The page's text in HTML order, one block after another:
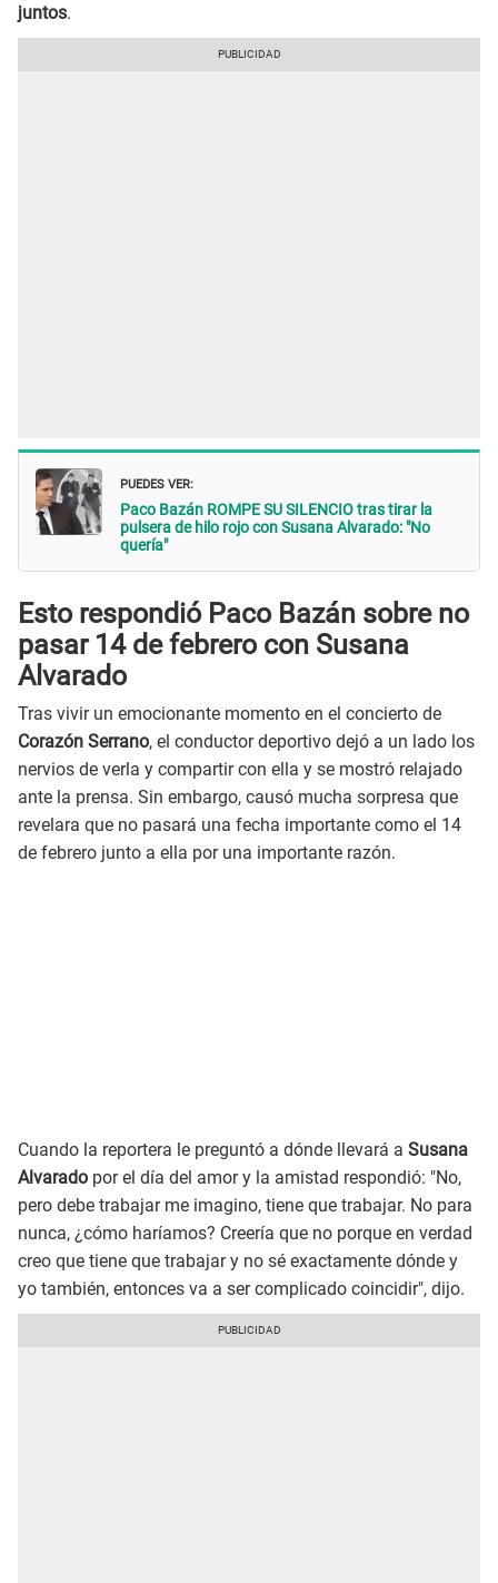
juntos.
PUEDES VER:
Paco Bazán ROMPE SU SILENCIO tras tirar la
pulsera de hilo rojo con Susana Alvarado: "No
quería"
Esto respondió Paco Bazán sobre no
pasar 14 de febrero con Susana
Alvarado
Tras vivir un emocionante momento en el concierto de
Corazón Serrano, el conductor deportivo dejó a un lado los
nervios de verla y compartir con ella y se mostró relajado
ante la prensa. Sin embargo, causó mucha sorpresa que
revelara que no pasará una fecha importante como el 14
de febrero junto a ella por una importante razón.
Cuando la reportera le preguntó a dónde llevará a Susana
Alvarado por el día del amor y la amistad respondió: "No,
pero debe trabajar me imagino, tiene que trabajar. No para
nunca, ¿cómo haríamos? Creería que no porque en verdad
creo que tiene que trabajar y no sé exactamente dónde y
yo también, entonces va a ser complicado coincidir", dijo.